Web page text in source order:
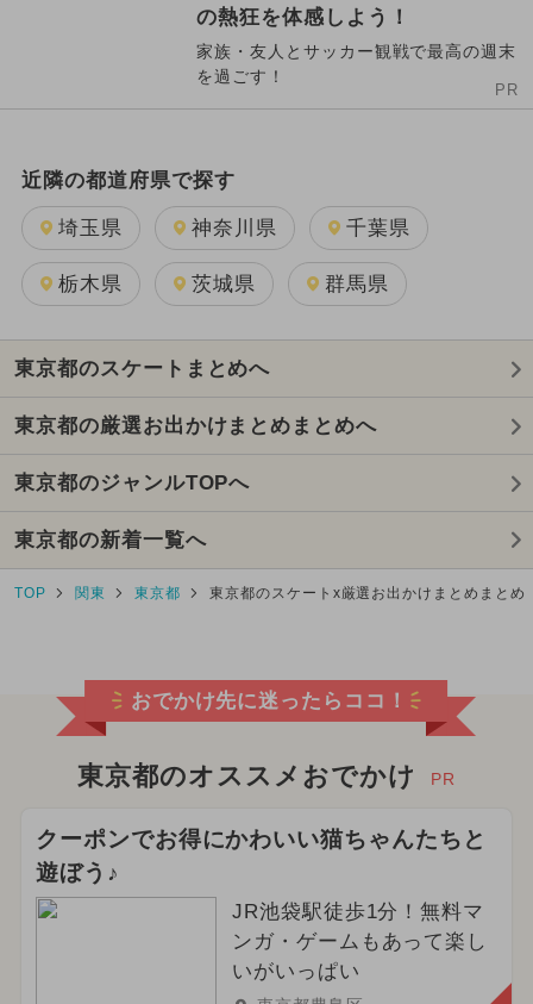
の熱狂を体感しよう！
家族・友人とサッカー観戦で最高の週末
を過ごす！
PR
近隣の都道府県で探す
埼玉県 神奈川県 千葉県
栃木県 茨城県 群馬県
東京都のスケートまとめへ
東京都の厳選お出かけまとめまとめへ
東京都のジャンルTOPへ
東京都の新着一覧へ
TOP 関東 東京都 東京都のスケートx厳選お出かけまとめまとめ
おでかけ先に迷ったらココ！
東京都のオススメおでかけ PR
クーポンでお得にかわいい猫ちゃんたちと
遊ぼう♪
JR池袋駅徒歩1分！無料マ
ンガ・ゲームもあって楽し
いがいっぱい